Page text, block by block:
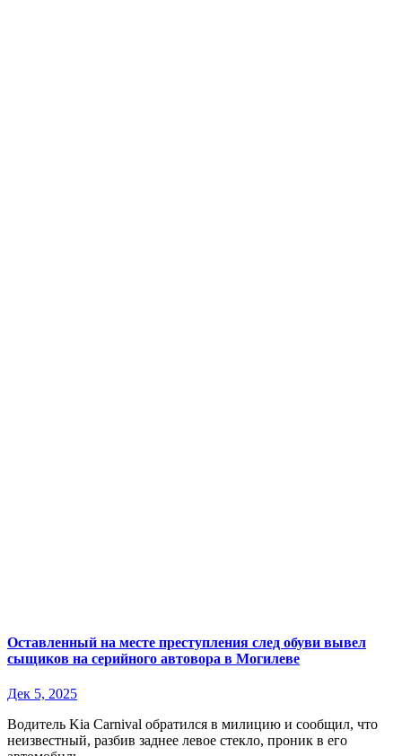
Оставленный на месте преступления след обуви вывел
сыщиков на серийного автовора в Могилеве
Дек 5, 2025
Водитель Kia Carnival обратился в милицию и сообщил, что
неизвестный, разбив заднее левое стекло, проник в его